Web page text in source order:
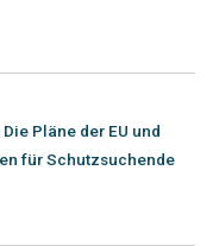
Pläne der EU und
für Schutzsuchende